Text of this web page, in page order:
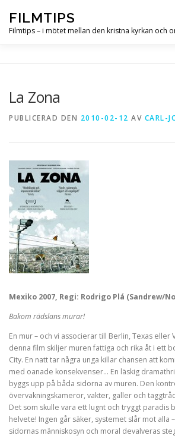
innehåll
FILMTIPS
Filmtips – i mötet mellan den kristna kyrkan och
La Zona
PUBLICERAD DEN 2010-02-12 AV CARL-
Mexiko 2007, Regi: Rodrigo Plá (Sandrew/
Bakom rädslans murar!
En mur – och vi associerar till Berlin, Texas eller
denna film skiljer muren fattiga och rika åt i ett
City. En natt tar några unga killar chansen att
med oanade konsekvenser… En läskig
byggs upp på båda sidorna av muren. Den
övervakningskameror, vakter, galler och
Det som skulle vara ett lugnt och tryggt paradis
helvete! Ingen går säker, systemet slår mot alla
sidornas människosyn och moral devalveras